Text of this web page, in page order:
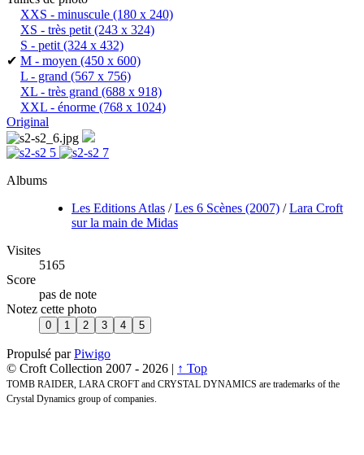
XXS - minuscule (180 x 240)
XS - très petit(243 x 324)
S - petit(324 x 432)
✔ M - moyen (450 x 600)
L - grand (567 x 756)
XL - très grand (688 x 918)
XXL - énorme (768 x 1024)
Original
Albums
Les Editions Atlas /Les 6 Scènes (2007) /Lara Croft
sur la main de Midas
Visites
5165
Score
pas de note
Notez cette photo
Propulsé parPiwigo
© Croft Collection 2007 - 2026 | ↑ Top
TOMB RAIDER, LARA CROFT and CRYSTAL DYNAMICS are trademarks of the
Crystal Dynamics group of companies.